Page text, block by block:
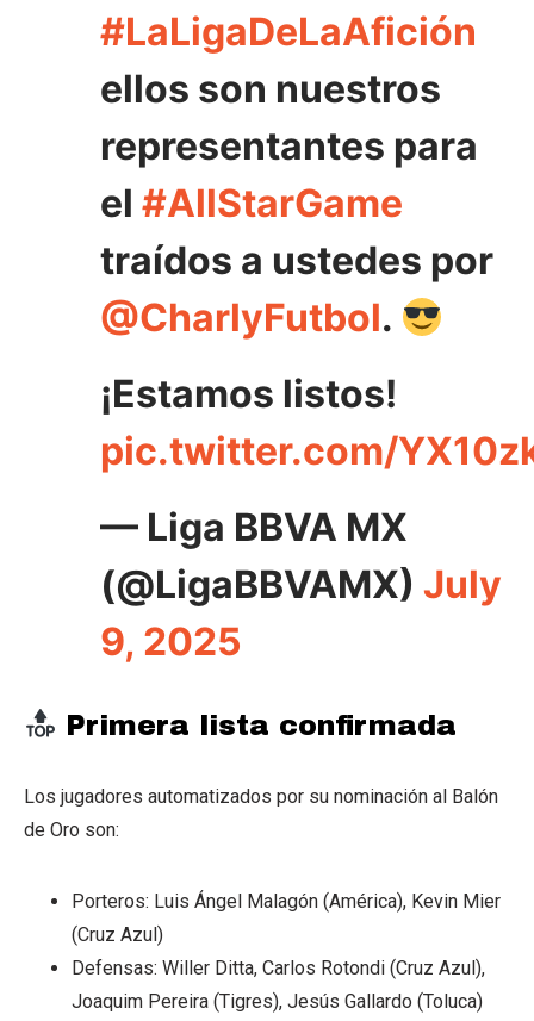
#LaLigaDeLaAfición
ellos son nuestros
representantes para
el #AllStarGame
traídos a ustedes por
@CharlyFutbol.
¡Estamos listos!
pic.twitter.com/
— Liga BBVA MX
(@LigaBBVAMX) July
9, 2025
Primera lista confirmada
Los jugadores automatizados por su nominación al Balón
de Oro son:
Porteros: Luis Ángel Malagón (América), Kevin Mier
(Cruz Azul)
Defensas: Willer Ditta, Carlos Rotondi (Cruz Azul),
Joaquim Pereira (Tigres), Jesús Gallardo (Toluca)